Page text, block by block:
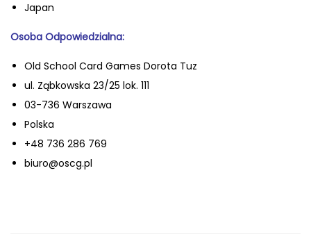
Japan
Osoba Odpowiedzialna:
Old School Card Games Dorota Tuz
ul. Ząbkowska 23/25 lok. 111
03-736 Warszawa
Polska
+48 736 286 769
biuro@oscg.pl